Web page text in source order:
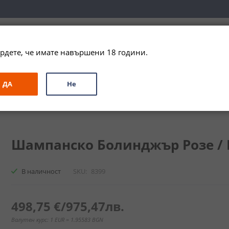
ЗА ПОДАРЪК ПРОМО СПЕЦИАЛНИ ПРЕДЛОЖЕНИЯ
Шампанско Болинджър Розе /
В наличност SKU 8399
498,75 €/975,47лв.
Валутен курс: 1 EUR = 1.95583 BGN
че имате навършени 18 години.
ДА Не